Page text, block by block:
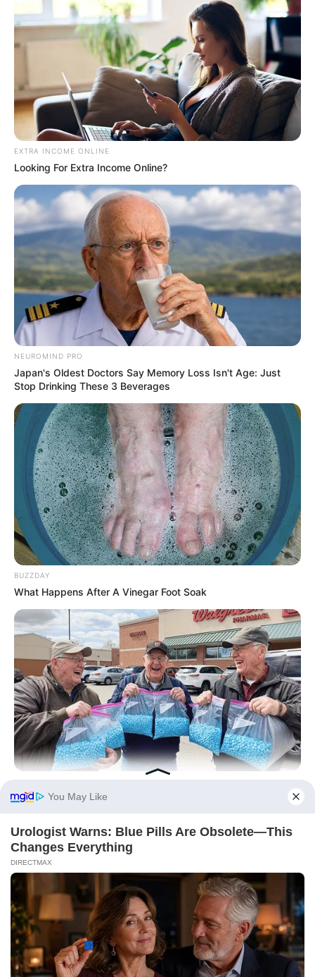
EXTRA INCOME ONLINE
Looking For Extra Income Online?
NEUROMIND PRO
Japan's Oldest Doctors Say Memory Loss Isn't Age: Just
Stop Drinking These 3 Beverages
BUZZDAY
What Happens After A Vinegar Foot Soak
CVS’s Nightmare Comes True: Men Ditching Viagra For This